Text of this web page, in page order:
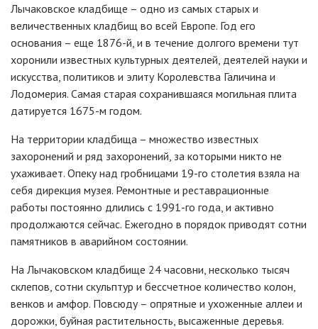
Лычаковское кладбище – одно из самых старых и
величественных кладбищ во всей Европе. Год его
основания – еще 1876-й, и в течение долгого времени тут
хоронили известных культурных деятелей, деятелей науки и
искусства, политиков и элиту Королевства Галичина и
Лодомерия. Самая старая сохранившаяся могильная плита
датируется 1675-м годом.
На территории кладбища – множество известных
захоронений и ряд захоронений, за которыми никто не
ухаживает. Опеку над гробницами 19-го столетия взяла на
себя дирекция музея. Ремонтные и реставрационные
работы постоянно длились с 1991-го года, и активно
продолжаются сейчас. Ежегодно в порядок приводят сотни
памятников в аварийном состоянии.
На Лычаковском кладбище 24 часовни, несколько тысяч
склепов, сотни скульптур и бессчетное количество колон,
венков и амфор. Повсюду – опрятные и ухоженные аллеи и
дорожки, буйная растительность, высаженные деревья.